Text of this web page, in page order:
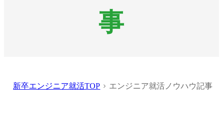
事
新卒エンジニア就活TOP エンジニア就活ノウハウ記事